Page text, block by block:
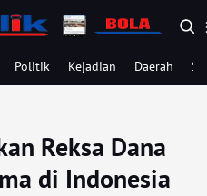
Politik Kejadian Daerah
Reksa Dana
di Indonesia